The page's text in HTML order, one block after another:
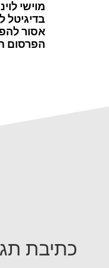
מוישי
בדיגיטל
אסור
הפרסום
כתיבת